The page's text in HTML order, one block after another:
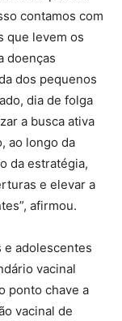
contamos com
que levem os
doenças
dos pequenos
dia de folga
a busca ativa
ao longo da
da estratégia,
e elevar a
afirmou.
e adolescentes
vacinal
ponto chave a
vacinal de